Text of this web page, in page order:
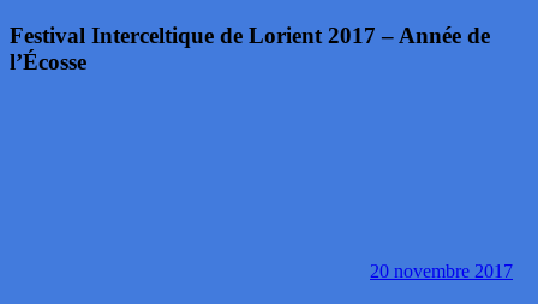
Festival Interceltique de Lorient 2017 – Année de
l’Écosse
20 novembre 2017